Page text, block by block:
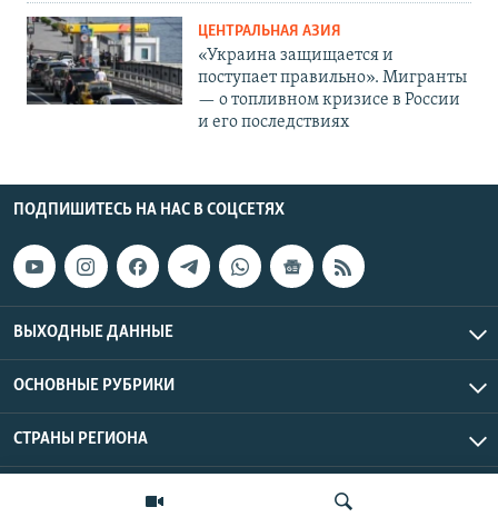
ЦЕНТРАЛЬНАЯ АЗИЯ
«Украина защищается и
поступает правильно». Мигранты
— о топливном кризисе в России
и его последствиях
ПОДПИШИТЕСЬ НА НАС В СОЦСЕТЯХ
ВЫХОДНЫЕ ДАННЫЕ
ОСНОВНЫЕ РУБРИКИ
СТРАНЫ РЕГИОНА
Азаттык Азия © 2026 RFE/RL, Inc. | Все права защищены.